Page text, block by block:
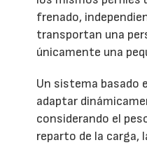
frenado,
transportan una
únicamente una
Un sistema basado
adaptar
considerando el
reparto de la carga,